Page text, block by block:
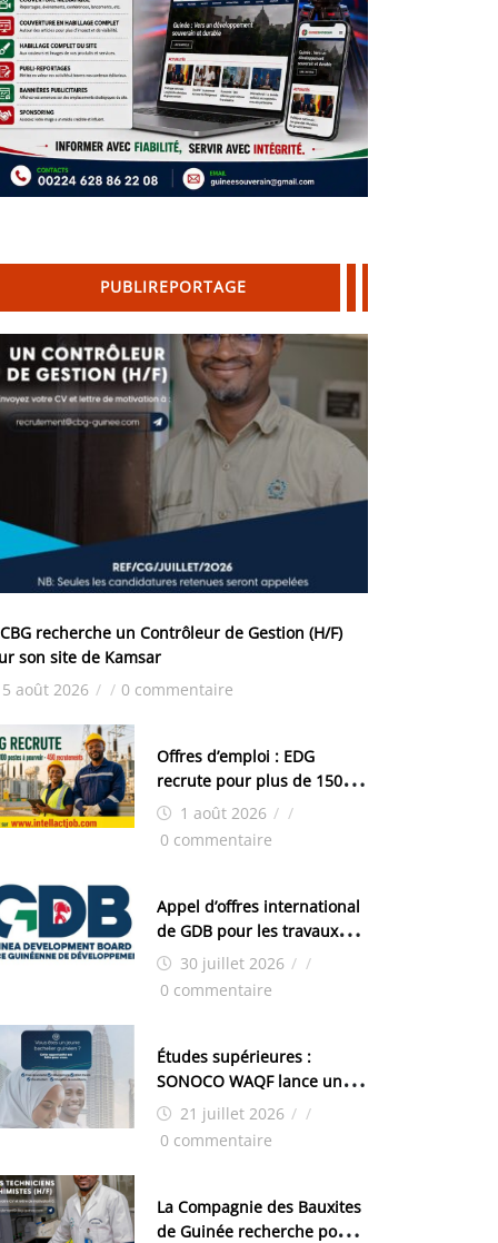
PUBLIREPORTAGE
recherche un Contrôleur de Gestion (H/F)
son site de Kamsar
5 août 2026 / / 0 commentaire
Offres d’emploi : EDG
recrute pour plus de 150
postes1 août 2026 / /
0 commentaire
Appel d’offres international
de GDB pour les travaux
d’aménagement de la zone
industrielle de FANDJE
30 juillet 2026 / /
0 commentaire
Études supérieures :
SONOCO WAQF lance un
programme de bourses
pour la Malaisie
21 juillet 2026 / /
0 commentaire
La Compagnie des Bauxites
de Guinée recherche pour